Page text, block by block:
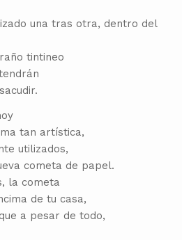
una tras otra, dentro del
tintineo
tan artística,
utilizados,
cometa de papel.
la cometa
de tu casa,
a pesar de todo,